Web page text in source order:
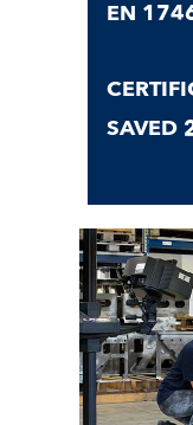
EN
SAVED